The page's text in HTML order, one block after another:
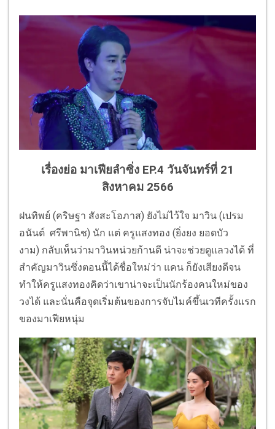
เรื่องย่อ มาเฟียลำซิ่ง EP.4 วันจันทร์ที่ 21
สิงหาคม 2566
ฝนทิพย์ (คริษฐา สังสะโอภาส) ยังไม่ไว้ใจ มาวิน (เปรม
อนันต์ ศรีพานิช) นัก แต่ ครูแสงทอง (ยิ่งยง ยอดบัว
งาม) กลับเห็นว่ามาวินหน่วยก้านดี น่าจะช่วยดูแลวงได้ ที่
สำคัญมาวินซึ่งตอนนี้ได้ชื่อใหม่ว่า แคน ก็ยังเสียงดีจน
ทำให้ครูแสงทองคิดว่าเขาน่าจะเป็นนักร้องคนใหม่ของ
วงได้ และนั่นคือจุดเริ่มต้นของการจับไมค์ขึ้นเวทีครั้งแรก
ของมาเฟียหนุ่ม